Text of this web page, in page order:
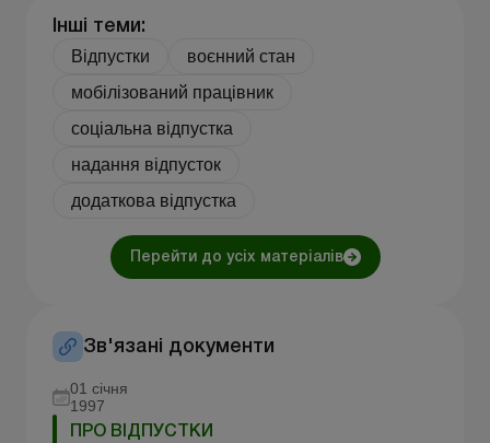
Інші теми:
Відпустки
воєнний стан
мобілізований працівник
соціальна відпустка
надання відпусток
додаткова відпустка
Перейти до усіх матеріалів
Зв'язані документи
01 січня
1997
ПРО ВІДПУСТКИ